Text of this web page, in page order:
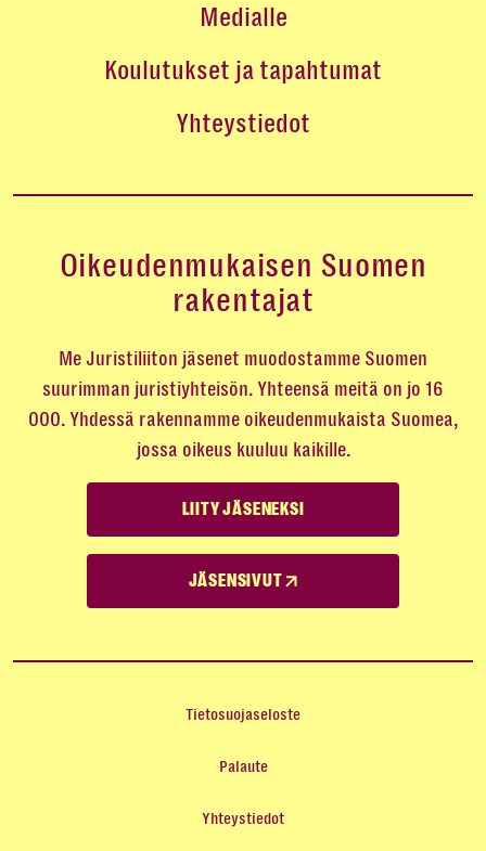
Medialle
Koulutukset ja tapahtumat
Yhteystiedot
Oikeudenmukaisen Suomen
rakentajat
Me Juristiliiton jäsenet muodostamme Suomen
suurimman juristiyhteisön. Yhteensä meitä on jo 16
000. Yhdessä rakennamme oikeudenmukaista Suomea,
jossa oikeus kuuluu kaikille.
LIITY JÄSENEKSI
JÄSENSIVUT
Tietosuojaseloste
Palaute
Yhteystiedot